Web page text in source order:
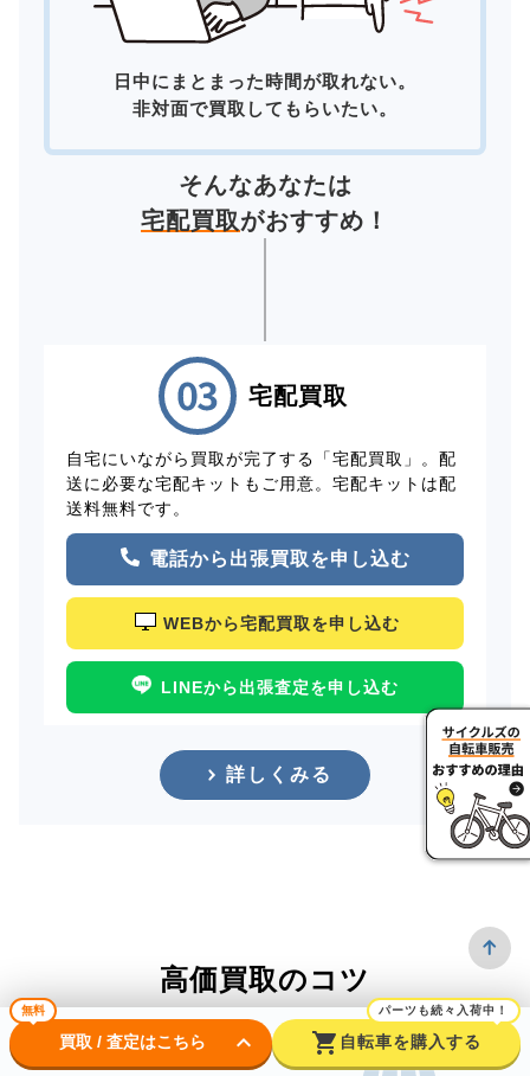
日中にまとまった時間が取れない。
非対面で買取してもらいたい。
そんなあなたは
宅配買取がおすすめ！
宅配買取
自宅にいながら買取が完了する「宅配買取」。配
送に必要な宅配キットもご用意。宅配キットは配
送料無料です。
電話から出張買取を申し込む
WEBから宅配買取を申し込む
LINEから出張査定を申し込む
詳しくみる
高価買取のコツ
無料
買取 / 査定はこちら keyboard_arrow_down shopping_cart
パーツも続々入荷中！
自転車を購入する